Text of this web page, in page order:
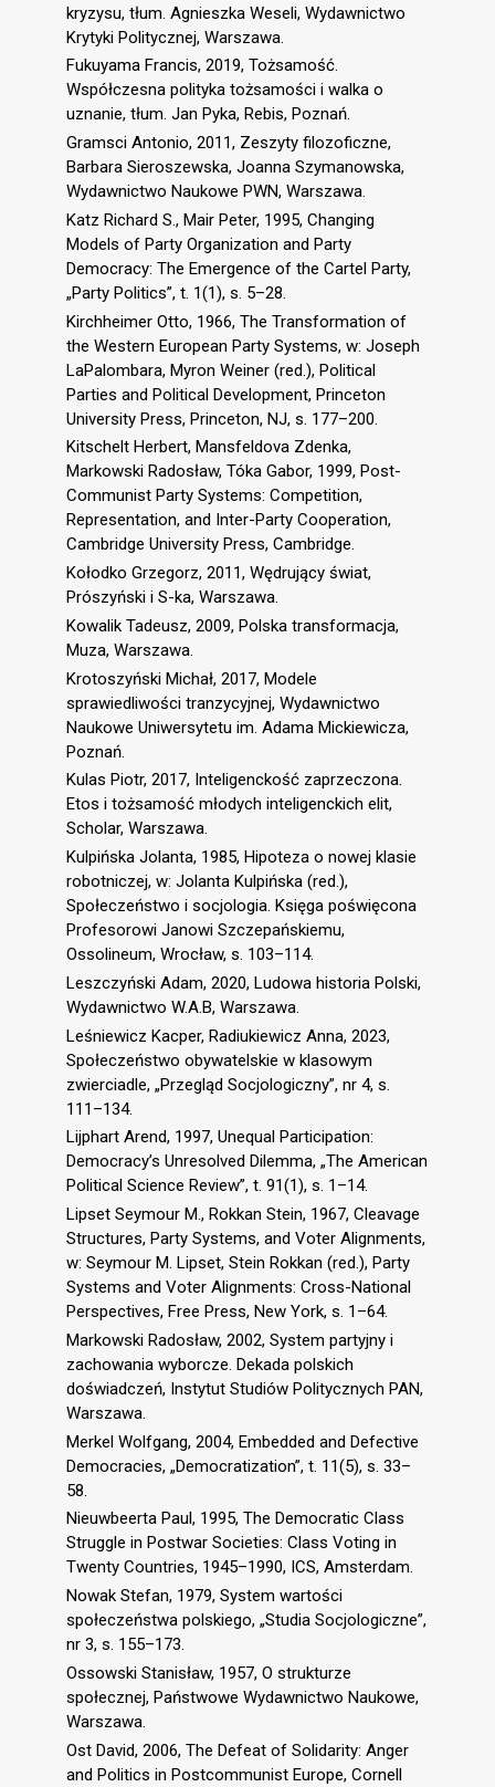
kryzysu, tłum. Agnieszka Weseli, Wydawnictwo
Krytyki Politycznej, Warszawa.
Fukuyama Francis, 2019, Tożsamość.
Współczesna polityka tożsamości i walka o
uznanie, tłum. Jan Pyka, Rebis, Poznań.
Gramsci Antonio, 2011, Zeszyty filozoficzne,
Barbara Sieroszewska, Joanna Szymanowska,
Wydawnictwo Naukowe PWN, Warszawa.
Katz Richard S., Mair Peter, 1995, Changing
Models of Party Organization and Party
Democracy: The Emergence of the Cartel Party,
„Party Politics”, t. 1(1), s. 5–28.
Kirchheimer Otto, 1966, The Transformation of
the Western European Party Systems, w: Joseph
LaPalombara, Myron Weiner (red.), Political
Parties and Political Development, Princeton
University Press, Princeton, NJ, s. 177–200.
Kitschelt Herbert, Mansfeldova Zdenka,
Markowski Radosław, Tóka Gabor, 1999, Post-
Communist Party Systems: Competition,
Representation, and Inter-Party Cooperation,
Cambridge University Press, Cambridge.
Kołodko Grzegorz, 2011, Wędrujący świat,
Prószyński i S-ka, Warszawa.
Kowalik Tadeusz, 2009, Polska transformacja,
Muza, Warszawa.
Krotoszyński Michał, 2017, Modele
sprawiedliwości tranzycyjnej, Wydawnictwo
Naukowe Uniwersytetu im. Adama Mickiewicza,
Poznań.
Kulas Piotr, 2017, Inteligenckość zaprzeczona.
Etos i tożsamość młodych inteligenckich elit,
Scholar, Warszawa.
Kulpińska Jolanta, 1985, Hipoteza o nowej klasie
robotniczej, w: Jolanta Kulpińska (red.),
Społeczeństwo i socjologia. Księga poświęcona
Profesorowi Janowi Szczepańskiemu,
Ossolineum, Wrocław, s. 103–114.
Leszczyński Adam, 2020, Ludowa historia Polski,
Wydawnictwo W.A.B, Warszawa.
Leśniewicz Kacper, Radiukiewicz Anna, 2023,
Społeczeństwo obywatelskie w klasowym
zwierciadle, „Przegląd Socjologiczny”, nr 4, s.
111–134.
Lijphart Arend, 1997, Unequal Participation:
Democracy’s Unresolved Dilemma, „The American
Political Science Review”, t. 91(1), s. 1–14.
Lipset Seymour M., Rokkan Stein, 1967, Cleavage
Structures, Party Systems, and Voter Alignments,
w: Seymour M. Lipset, Stein Rokkan (red.), Party
Systems and Voter Alignments: Cross-National
Perspectives, Free Press, New York, s. 1–64.
Markowski Radosław, 2002, System partyjny i
zachowania wyborcze. Dekada polskich
doświadczeń, Instytut Studiów Politycznych PAN,
Warszawa.
Merkel Wolfgang, 2004, Embedded and Defective
Democracies, „Democratization”, t. 11(5), s. 33–
58.
Nieuwbeerta Paul, 1995, The Democratic Class
Struggle in Postwar Societies: Class Voting in
Twenty Countries, 1945–1990, ICS, Amsterdam.
Nowak Stefan, 1979, System wartości
społeczeństwa polskiego, „Studia Socjologiczne”,
nr 3, s. 155–173.
Ossowski Stanisław, 1957, O strukturze
społecznej, Państwowe Wydawnictwo Naukowe,
Warszawa.
Ost David, 2006, The Defeat of Solidarity: Anger
and Politics in Postcommunist Europe, Cornell